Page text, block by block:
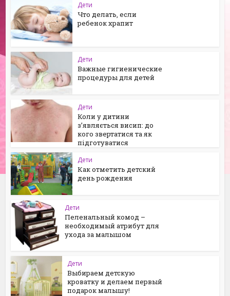
Дети
Что делать, если
ребенок храпит
Дети
Важные гигиенические
процедуры для детей
Дети
Коли у дитини
з’являється висип: до
кого звертатися та як
підготуватися
Дети
Как отметить детский
день рождения
Дети
Пеленальный комод –
необходимый атрибут для
ухода за малышом
Дети
Выбираем детскую
кроватку и делаем первый
подарок малышу!